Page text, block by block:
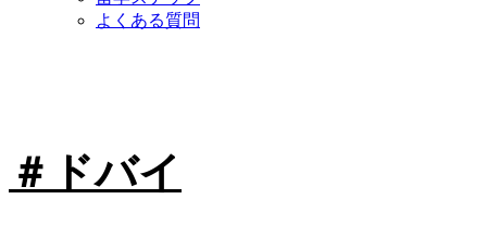
よくある質問
＃ドバイ